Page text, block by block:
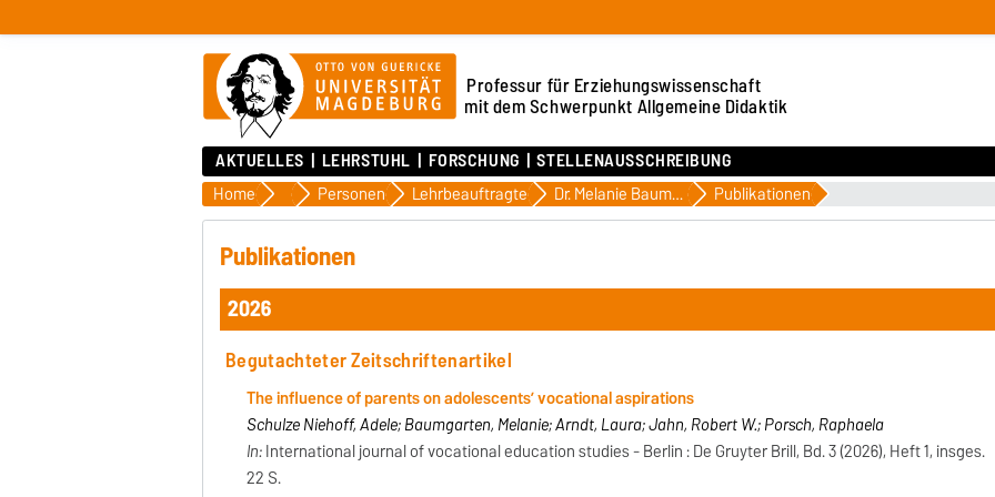
Professur für Erziehungswissenschaft
mit dem Schwerpunkt Allgemeine Didaktik
AKTUELLES LEHRSTUHL FORSCHUNG STELLENAUSSCHREIBUNG
Home LehrstuhlPersonen Lehrbeauftragte Dr. Melanie Baumgarten Publikationen
Publikationen
2026
Begutachteter Zeitschriftenartikel
The influence of parents on adolescents’ vocational aspirations
Schulze Niehoff, Adele; Baumgarten, Melanie; Arndt, Laura; Jahn, Robert W.; Porsch, Raphaela
In:International journal of vocational education studies - Berlin : De Gruyter Brill, Bd. 3 (2026), Heft 1, insges.
22 S.